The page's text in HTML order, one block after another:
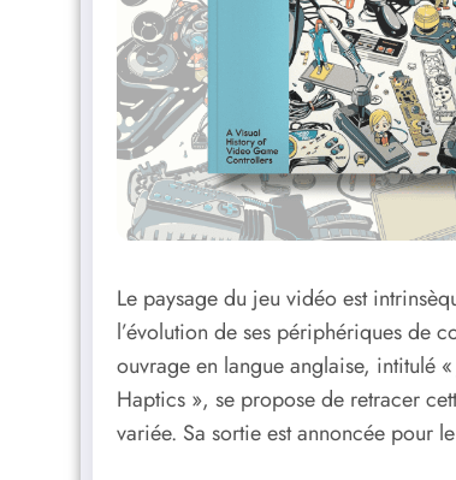
Le paysage du jeu vidéo est
l’évolution de ses périphériques de
ouvrage en langue anglaise, intitulé «
Haptics », se propose de retracer
variée. Sa sortie est annoncée pour